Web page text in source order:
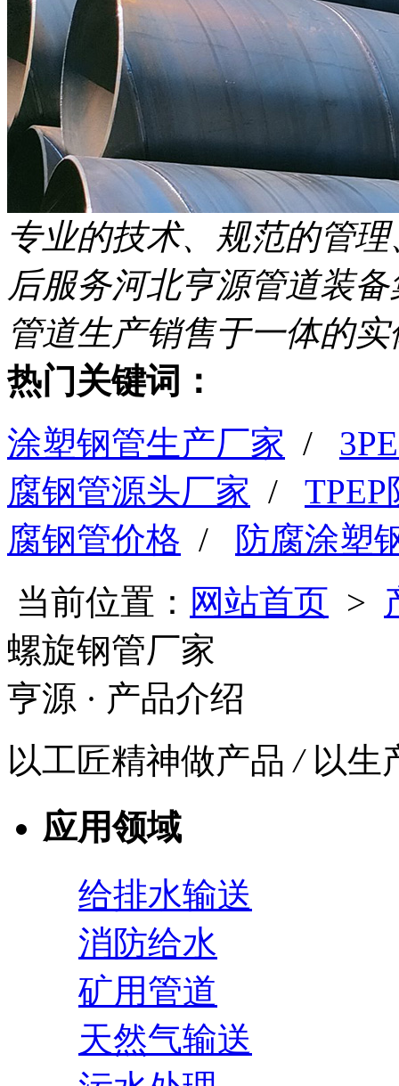
专业的技术、规范的管
后服务河北亨源管道装
管道生产销售于一体的
热门关键词：
涂塑钢管生产厂家 /
腐钢管源头厂家 /
腐钢管价格 /
防腐涂塑
当前位置： 网站首页 >
螺旋钢管厂家
亨源 · 产品介绍
以工匠精神做产品/以生
应用领域
给排水输送
消防给水
矿用管道
天然气输送